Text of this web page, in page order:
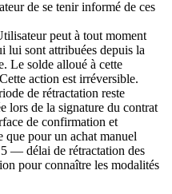
de se tenir informé de ces
peut à tout moment
lui sont attribuées depuis la
Le solde alloué à cette
action est irréversible.
de rétractation reste
lors de la signature du contrat
de confirmation et
que pour un achat manuel
— délai de rétractation des
pour connaître les modalités